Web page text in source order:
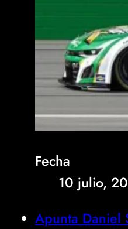
Fecha
10 julio,
Apunta Daniel